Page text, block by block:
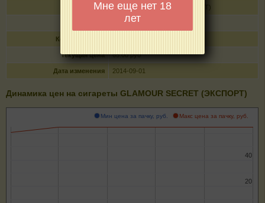
Мне еще нет 18
лет
Название GLAMOUR SECRET (ЭКСПОРТ)
сигареты с фильтром
Кол-во в пачке
Текущая цена 65.00 руб
Дата изменения 2014-09-01
Динамика цен на сигареты GLAMOUR SECRET (ЭКСПОРТ)
Мин цена за пачку, руб. Макс цена за пачку, руб.
20
20
40
40